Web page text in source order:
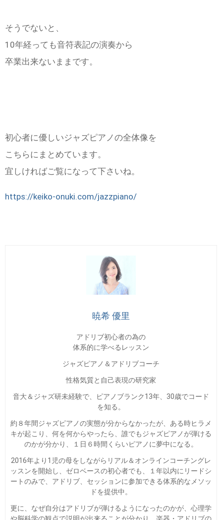
そうでないと、
10年経っても音符表記の演奏から
卒業出来ないままです。
初心者に優しいジャズピアノの全体像を
こちらにまとめています。
宜しければご覧になって下さいね。
https://keiko-onuki.com/jazzpiano/
暁希 優里
アドリブ初心者の為の
体系的に学べるレッスン
ジャズピアノ＆アドリブコーチ
性格気質と自己表現の研究家
音大＆ジャズ研未経験で、ピアノブランク13年、30歳でコード
を知る。
約８年間ジャズピアノの実態が分からなかったが、ある時ヒラメ
キが起こり、何を何からやったら、誰でもジャズピアノが弾ける
のかが分かり、１日６時間くらいピアノに夢中になる。
2016年より1児の母をしながらリアル＆オンラインコーチングレ
ッスンを開始し、ゼロベースの初心者でも、１年以内にリードシ
ートのみで、アドリブ、セッションに参加できる体系的なメソッ
ドを提供中。
更に、なぜ自分はアドリブが弾けるようになったのかが、心理学
や脳科学の観点で説明が出来ることが分かり、楽器・アドリブの